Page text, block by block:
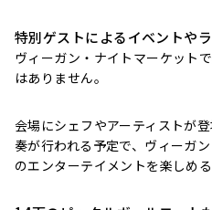
特別ゲストによるイベントや
ヴィーガン・ナイトマーケット
はありません。
会場にシェフやアーティストが
奏が行われる予定で、ヴィーガ
のエンターテイメントを楽しめる